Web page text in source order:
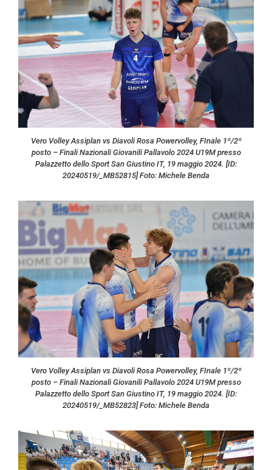
Vero Volley Assiplan vs Diavoli Rosa Powervolley, FInale 1º/2º
posto – Finali Nazionali Giovanili Pallavolo 2024 U19M presso
Palazzetto dello Sport San Giustino IT, 19 maggio 2024. [ID:
20240519/_MB52815] Foto: Michele Benda
Vero Volley Assiplan vs Diavoli Rosa Powervolley, FInale 1º/2º
posto – Finali Nazionali Giovanili Pallavolo 2024 U19M presso
Palazzetto dello Sport San Giustino IT, 19 maggio 2024. [ID:
20240519/_MB52823] Foto: Michele Benda